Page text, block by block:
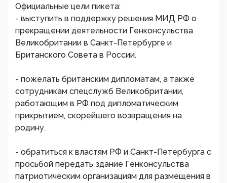
Официальные цели пикета:
- выступить в поддержку решения МИД РФ о
прекращении деятельности Генконсульства
Великобритании в Санкт-Петербурге и
Британского Совета в России.
- пожелать британским дипломатам, а также
сотрудникам спецслужб Великобритании,
работающим в РФ под дипломатическим
прикрытием, скорейшего возвращения на
родину.
- обратиться к властям РФ и Санкт-Петербурга с
просьбой передать здание Генконсульства
патриотическим организациям для размещения в